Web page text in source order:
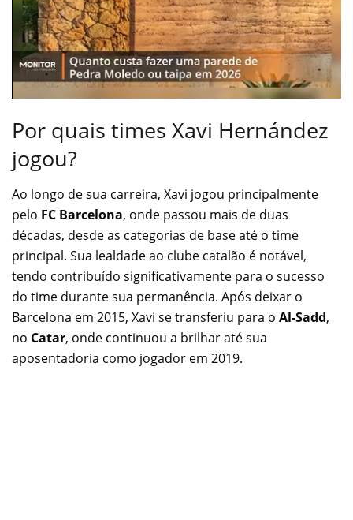
Por quais times Xavi Hernández
jogou?
Ao longo de sua carreira, Xavi jogou principalmente
pelo FC Barcelona, onde passou mais de duas
décadas, desde as categorias de base até o time
principal. Sua lealdade ao clube catalão é notável,
tendo contribuído significativamente para o sucesso
do time durante sua permanência. Após deixar o
Barcelona em 2015, Xavi se transferiu para o Al-Sadd,
no Catar, onde continuou a brilhar até sua
aposentadoria como jogador em 2019.